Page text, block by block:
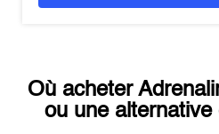
Où acheter
ou une alternative